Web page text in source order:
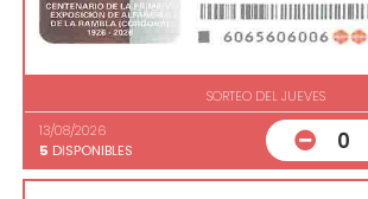
SORTEO DEL JUEVES
13/08/2026
5 DISPONIBLES 0